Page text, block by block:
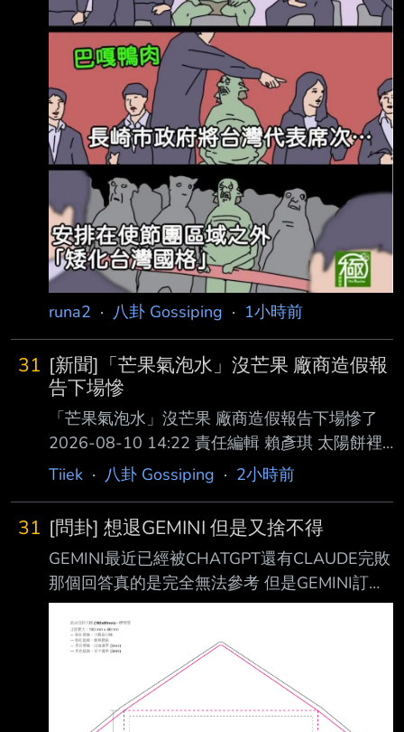
分處處長陳銘俊代表 參加。 李逸洋直言，
runa2 · 八卦 Gossiping · 1小時前
31 [新聞]「芒果氣泡水」沒芒果 廠商造假報
告下場慘
「芒果氣泡水」沒芒果 廠商造假報告下場慘了
2026-08-10 14:22 責任編輯 賴彥琪 太陽餅裡
面沒有太陽還說得過去，但高雄六龜區公所為了
水」作為行銷用途，承攬該項目的公司陳姓負責
人交出2016罐氣泡水，結果 區公所人員驗收發
現芒果氣泡水連一滴芒果成分都沒有。 異想天
開 偽造檢驗報告 根據判決書，陳姓負責人所經
明確要求廠 商提供六龜芒果氣泡水，而陳男一
口氣交出2016罐六龜芒果氣泡水，公所驗收人
員發現有 異，成分疑
Tiiek · 八卦 Gossiping · 2小時前
31 [問卦] 想退GEMINI 但是又捨不得
GEMINI最近已經被CHATGPT還有CLAUDE完敗
那個回答真的是完全無法參考 但是GEMINI訂閱
的好處是 有送3TB硬碟 DRIVER跟
LLMNOTEBOOK的生態鏈APP. 還可以讓你
YOUTUBE升級 怎麼辦? 作為聊天機器人基本上
GEMINI已經無用了 但是他的附屬贈品實在太誘
人了 大家都直接退訂GEMINI而不猶豫嗎? 是否